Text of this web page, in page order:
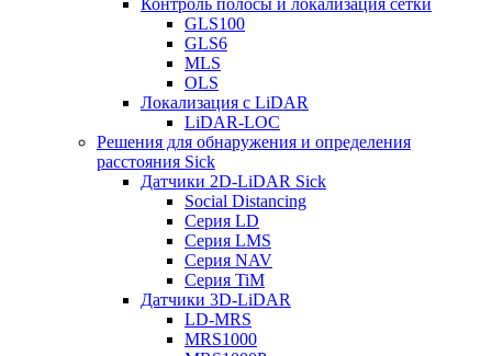
Контроль полосы и локализация сетки
GLS100
GLS6
MLS
OLS
Локализация с LiDAR
LiDAR-LOC
Решения для обнаружения и определения
расстояния Sick
Датчики 2D-LiDAR Sick
Social Distancing
Серия LD
Серия LMS
Серия NAV
Серия TiM
Датчики 3D-LiDAR
LD-MRS
MRS1000